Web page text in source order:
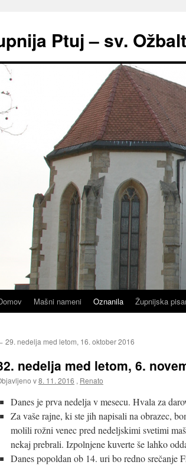
Ptuj – sv. Ožbalt
Mašni nameni Oznanila Župnijska
29. nedelja med letom, 16. oktober 2016
nedelja med letom, 6.
v8. 11. 2016 , Renato
Danes je prva nedelja v mesecu. Hvala za
Za vaše rajne, ki ste jih napisali na obrazec,
molili rožni venec pred nedeljskimi svetimi
nekaj prebrali. Izpolnjene kuverte še lahko
Danes popoldan ob 14. uri bo redno srečanje